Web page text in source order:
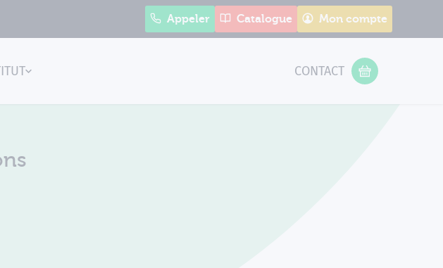
Appeler Catalogue Mon compte
CONTACT
VOTRE PANIER